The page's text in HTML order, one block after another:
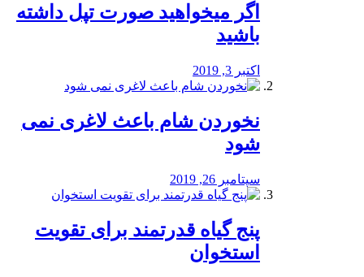
اگر میخواهید صورت تپل داشته
باشید
اکتبر 3, 2019
نخوردن شام باعث لاغری نمی
‌شود
سپتامبر 26, 2019
پنج گیاه قدرتمند برای تقویت
استخوان